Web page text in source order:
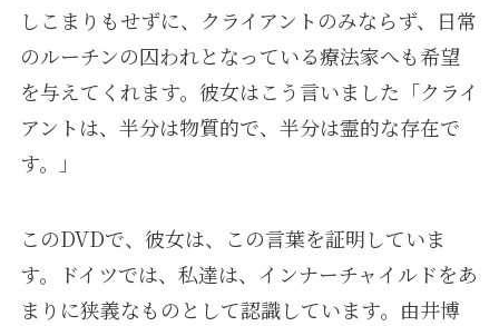
しこまりもせずに、クライアントのみならず、日常
のルーチンの囚われとなっている療法家へも希望
を与えてくれます。彼女はこう言いました「クライ
アントは、半分は物質的で、半分は霊的な存在で
す。」
このDVDで、彼女は、この言葉を証明していま
す。ドイツでは、私達は、インナーチャイルドをあ
まりに狭義なものとして認識しています。由井博